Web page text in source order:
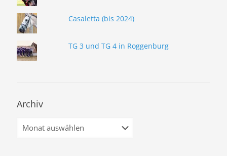
Casaletta (bis 2024)
TG 3 und TG 4 in Roggenburg
Archiv